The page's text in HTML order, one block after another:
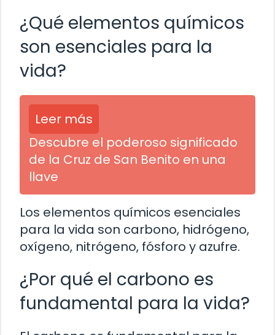
¿Qué elementos químicos
son esenciales para la
vida?
Leer más
Descubre el poderoso significado
de la Cruz de San Benito en una
llave
Los elementos químicos esenciales
para la vida son carbono, hidrógeno,
oxígeno, nitrógeno, fósforo y azufre.
¿Por qué el carbono es
fundamental para la vida?